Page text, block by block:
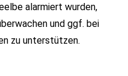
alarmiert wurden,
und ggf. bei
zu unterstützen.